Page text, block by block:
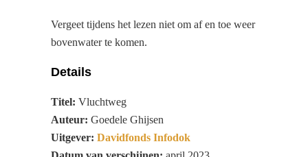
Vergeet tijdens het lezen niet om af en toe weer
bovenwater te komen.
Details
Titel: Vluchtweg
Auteur: Goedele Ghijsen
Uitgever: Davidfonds Infodok